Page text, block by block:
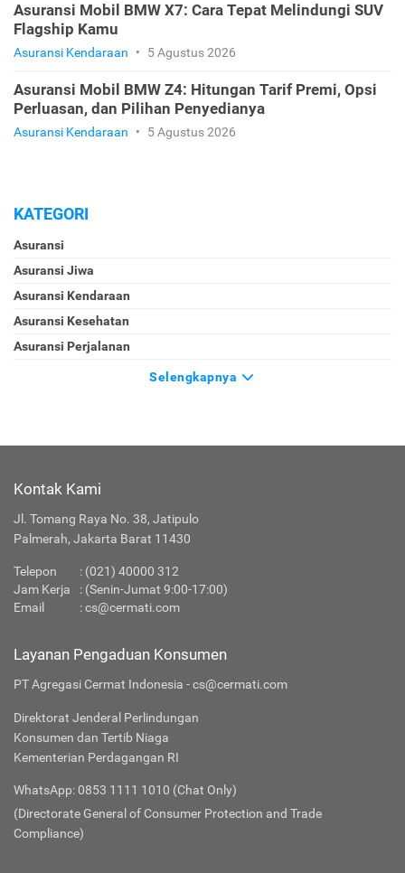
Asuransi Mobil BMW X7: Cara Tepat Melindungi SUV
Flagship Kamu
Asuransi Kendaraan • 5 Agustus 2026
Asuransi Mobil BMW Z4: Hitungan Tarif Premi, Opsi
Perluasan, dan Pilihan Penyedianya
Asuransi Kendaraan • 5 Agustus 2026
KATEGORI
Asuransi
Asuransi Jiwa
Asuransi Kendaraan
Asuransi Kesehatan
Asuransi Perjalanan
Selengkapnya
Kontak Kami
Jl. Tomang Raya No. 38, Jatipulo
Palmerah, Jakarta Barat 11430
Telepon : (021) 40000 312
Jam Kerja
: (Senin-Jumat 9:00-17:00)
Email
:cs@cermati.com
Layanan Pengaduan Konsumen
PT Agregasi Cermat Indonesia - cs@cermati.com
Direktorat Jenderal Perlindungan
Konsumen dan Tertib Niaga
Kementerian Perdagangan RI
WhatsApp: 0853 1111 1010 (Chat Only)
(Directorate General of Consumer Protection and Trade
Compliance)